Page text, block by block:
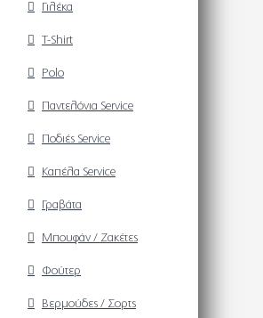
Γιλέκα
T-Shirt
Polo
Παντελόνια Service
Ποδιές Service
Καπέλα Service
Γραβάτα
Μπουφάν / Ζακέτες
Φούτερ
Βερμούδες / Σορτς